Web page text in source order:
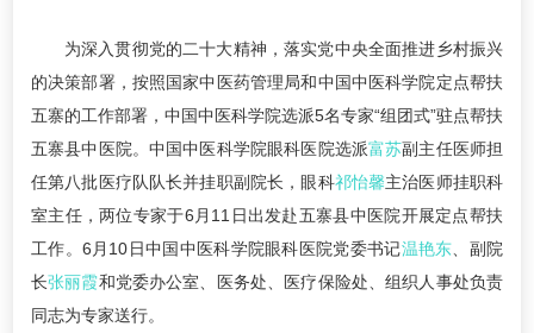
为深入贯彻党的二十大精神，落实党中央全面推进乡村振兴
的决策部署，按照国家中医药管理局和中国中医科学院定点帮扶
五寨的工作部署，中国中医科学院选派5名专家“组团式”驻点帮扶
五寨县中医院。中国中医科学院眼科医院选派富苏副主任医师担
任第八批医疗队队长并挂职副院长，眼科祁怡馨主治医师挂职科
室主任，两位专家于6月11日出发赴五寨县中医院开展定点帮扶
工作。6月10日中国中医科学院眼科医院党委书记温艳东 、副院
长张丽霞和党委办公室、医务处、医疗保险处、组织人事处负责
同志为专家送行。